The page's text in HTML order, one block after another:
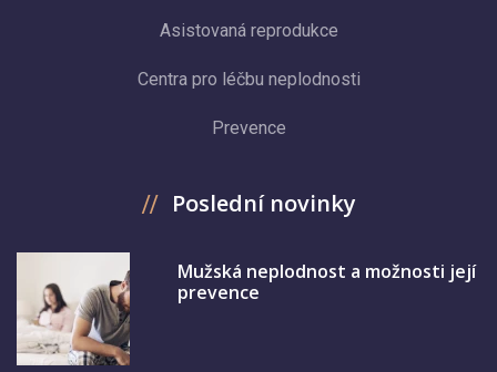
Asistovaná reprodukce
Centra pro léčbu neplodnosti
Prevence
Poslední novinky
Mužská neplodnost a možnosti její
prevence